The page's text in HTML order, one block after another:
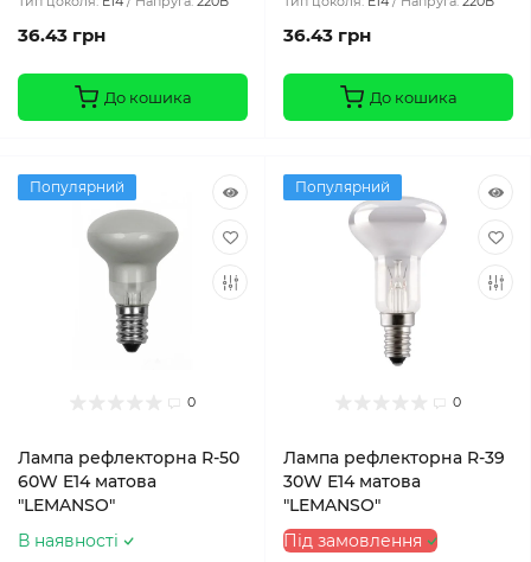
36.43 грн
До кошика
36.43 грн
До кошика
Популярний
0
Лампа рефлекторна R-50
60W E14 матова
"LEMANSO"
В наявності
Популярний
0
Лампа рефлекторна R-39
30W Е14 матова
"LEMANSO"
Під замовлення